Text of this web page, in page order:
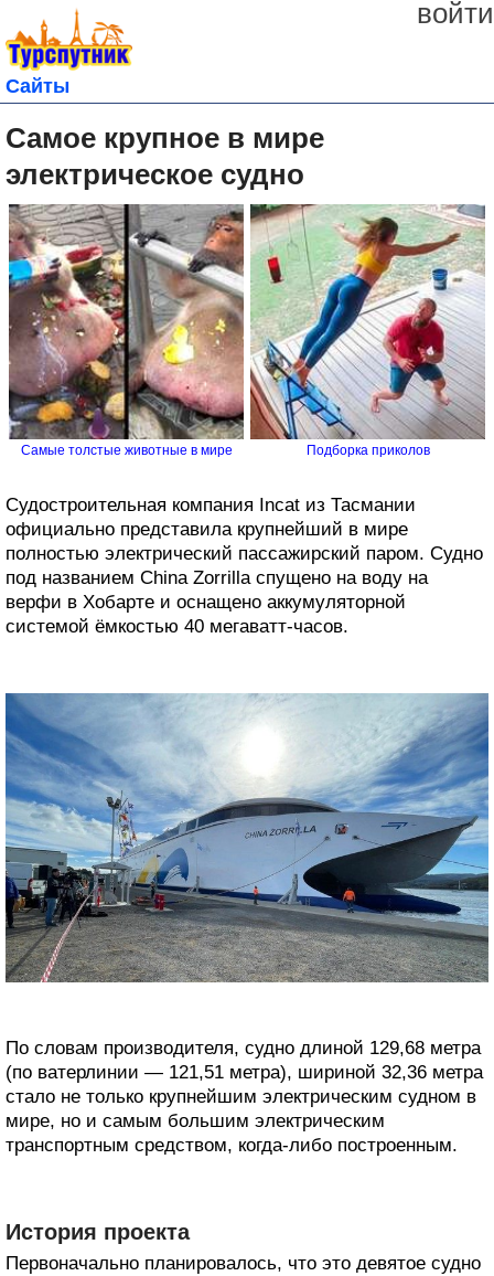
войти
Сайты
Самое крупное в мире
электрическое судно
Самые толстые животные в мире Подборка приколов
Судостроительная компания Incat из Тасмании
официально представила крупнейший в мире
полностью электрический пассажирский паром. Судно
под названием China Zorrilla спущено на воду на
верфи в Хобарте и оснащено аккумуляторной
системой ёмкостью 40 мегаватт-часов.
По словам производителя, судно длиной 129,68 метра
(по ватерлинии — 121,51 метра), шириной 32,36 метра
стало не только крупнейшим электрическим судном в
мире, но и самым большим электрическим
транспортным средством, когда-либо построенным.
История проекта
Первоначально планировалось, что это девятое судно